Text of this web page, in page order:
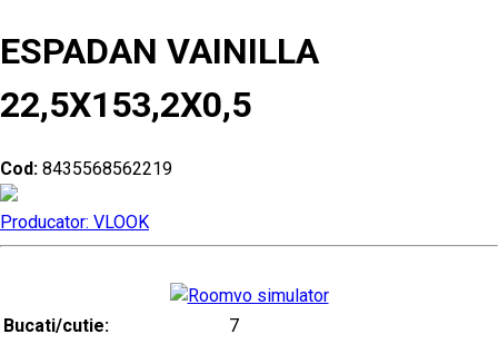
ESPADAN VAINILLA
22,5X153,2X0,5
Cod: 8435568562219
Producator: VLOOK
Bucati/cutie:
7